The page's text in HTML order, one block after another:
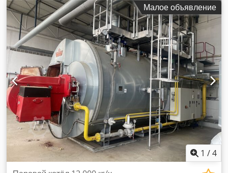
Малое объявление
1 /4